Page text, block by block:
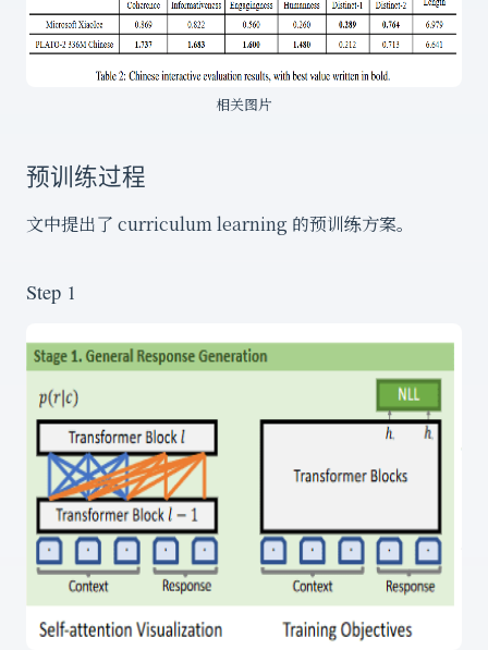
相关图片
预训练过程
文中提出了 curriculum learning 的预训练方案。
Step 1